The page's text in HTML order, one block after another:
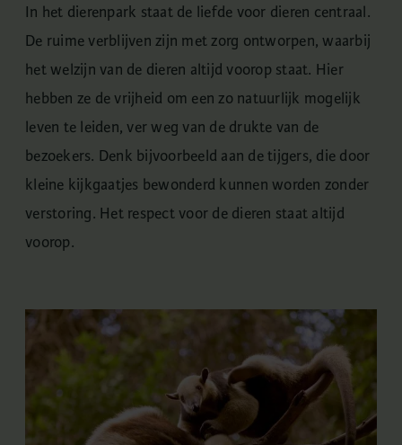
In het dierenpark staat de liefde voor dieren centraal.
De ruime verblijven zijn met zorg ontworpen, waarbij
het welzijn van de dieren altijd voorop staat. Hier
hebben ze de vrijheid om een zo natuurlijk mogelijk
leven te leiden, ver weg van de drukte van de
bezoekers. Denk bijvoorbeeld aan de tijgers, die door
kleine kijkgaatjes bewonderd kunnen worden zonder
verstoring. Het respect voor de dieren staat altijd
voorop.